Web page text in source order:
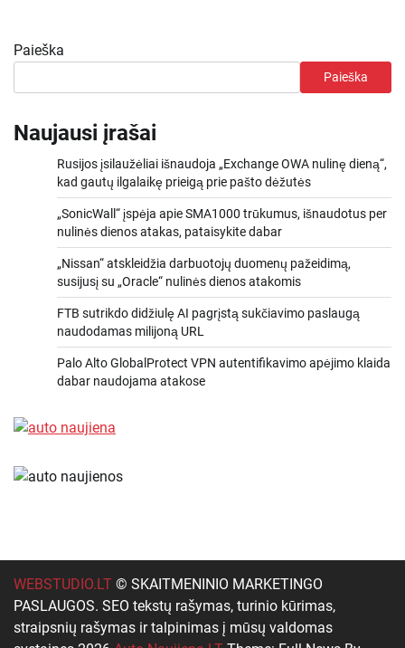
Paieška
Paieška
Naujausi įrašai
Rusijos įsilaužėliai išnaudoja „Exchange OWA nulinę dieną“,
kad gautų ilgalaikę prieigą prie pašto dėžutės
„SonicWall“ įspėja apie SMA1000 trūkumus, išnaudotus per
nulinės dienos atakas, pataisykite dabar
„Nissan“ atskleidžia darbuotojų duomenų pažeidimą,
susijusį su „Oracle“ nulinės dienos atakomis
FTB sutrikdo didžiulę AI pagrįstą sukčiavimo paslaugą
naudodamas milijoną URL
Palo Alto GlobalProtect VPN autentifikavimo apėjimo klaida
dabar naudojama atakose
WEBSTUDIO.LT © SKAITMENINIO MARKETINGO
PASLAUGOS. SEO tekstų rašymas, turinio kūrimas,
straipsnių rašymas ir talpinimas į mūsų valdomas